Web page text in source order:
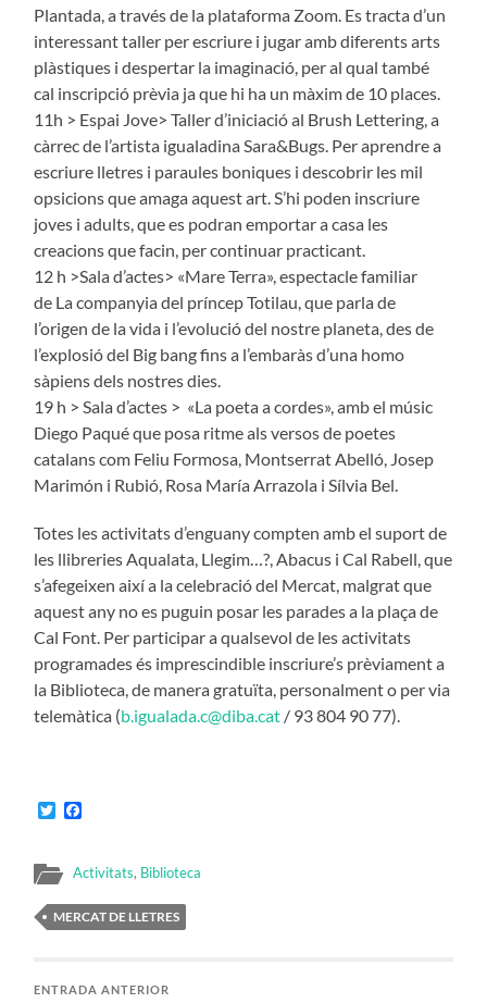
Plantada, a través de la plataforma Zoom. Es tracta d’un
interessant taller per escriure i jugar amb diferents arts
plàstiques i despertar la imaginació, per al qual també
cal inscripció prèvia ja que hi ha un màxim de 10 places.
11h > Espai Jove> Taller d’iniciació al Brush Lettering, a
càrrec de l’artista igualadina Sara&Bugs. Per aprendre a
escriure lletres i paraules boniques i descobrir les mil
opsicions que amaga aquest art. S’hi poden inscriure
joves i adults, que es podran emportar a casa les
creacions que facin, per continuar practicant.
12 h >Sala d’actes> «Mare Terra», espectacle familiar
de La companyia del príncep Totilau, que parla de
l’origen de la vida i l’evolució del nostre planeta, des de
l’explosió del Big bang fins a l’embaràs d’una homo
sàpiens dels nostres dies.
19 h > Sala d’actes > «La poeta a cordes», amb el músic
Diego Paqué que posa ritme als versos de poetes
catalans com Feliu Formosa, Montserrat Abelló, Josep
Marimón i Rubió, Rosa María Arrazola i Sílvia Bel.
Totes les activitats d’enguany compten amb el suport de
les llibreries Aqualata, Llegim…?, Abacus i Cal Rabell, que
s’afegeixen així a la celebració del Mercat, malgrat que
aquest any no es puguin posar les parades a la plaça de
Cal Font. Per participar a qualsevol de les activitats
programades és imprescindible inscriure’s prèviament a
la Biblioteca, de manera gratuïta, personalment o per via
telemàtica (b.igualada.c@diba.cat / 93 804 90 77).
Twitter
Activitats, Biblioteca
MERCAT DE LLETRES
ENTRADA ANTERIOR